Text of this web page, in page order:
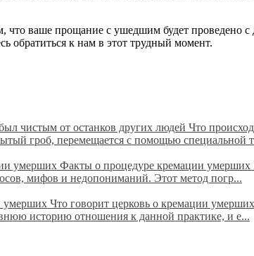
ваше прощание с ушедшим будет проведено с
обратиться к нам в этот трудный момент.
чистым от останков других людей Что
гроб, перемещается с помощью специальной
умерших Факты о процедуре кремации умерших
мифов и недопониманий. Этот метод погр...
умерших Что говорит церковь о кремации
историю отношения к данной практике, и е...